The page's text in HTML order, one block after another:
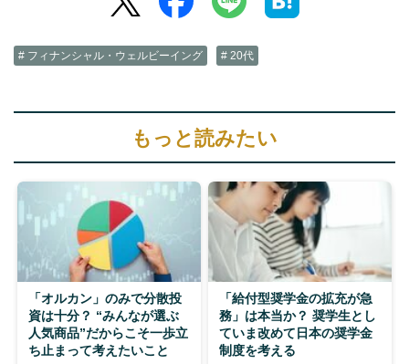
# フィナンシャル・ウェルビーイング # 20代
もっと読みたい
「オルカン」のみで分散投
資は十分？ “みんなが選ぶ
人気商品”だからこそ一歩立
ち止まって考えたいこと
「給付型奨学金の拡充が急
務」は本当か？ 奨学生とし
ていま改めて日本の奨学金
制度を考える